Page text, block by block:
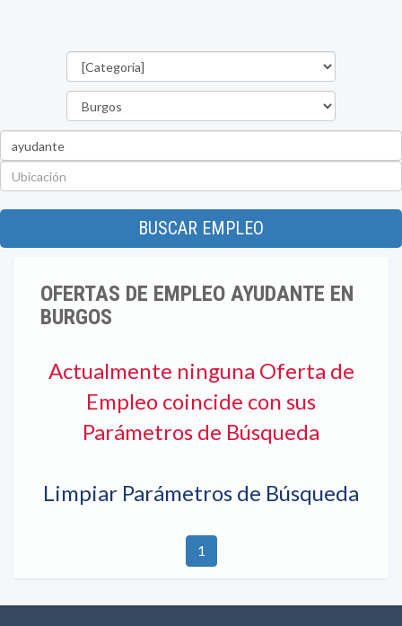
BUSCAR EMPLEO
OFERTAS DE EMPLEO AYUDANTE EN
BURGOS
Actualmente ninguna Oferta de
Empleo coincide con sus
Parámetros de Búsqueda
Limpiar Parámetros de Búsqueda
1